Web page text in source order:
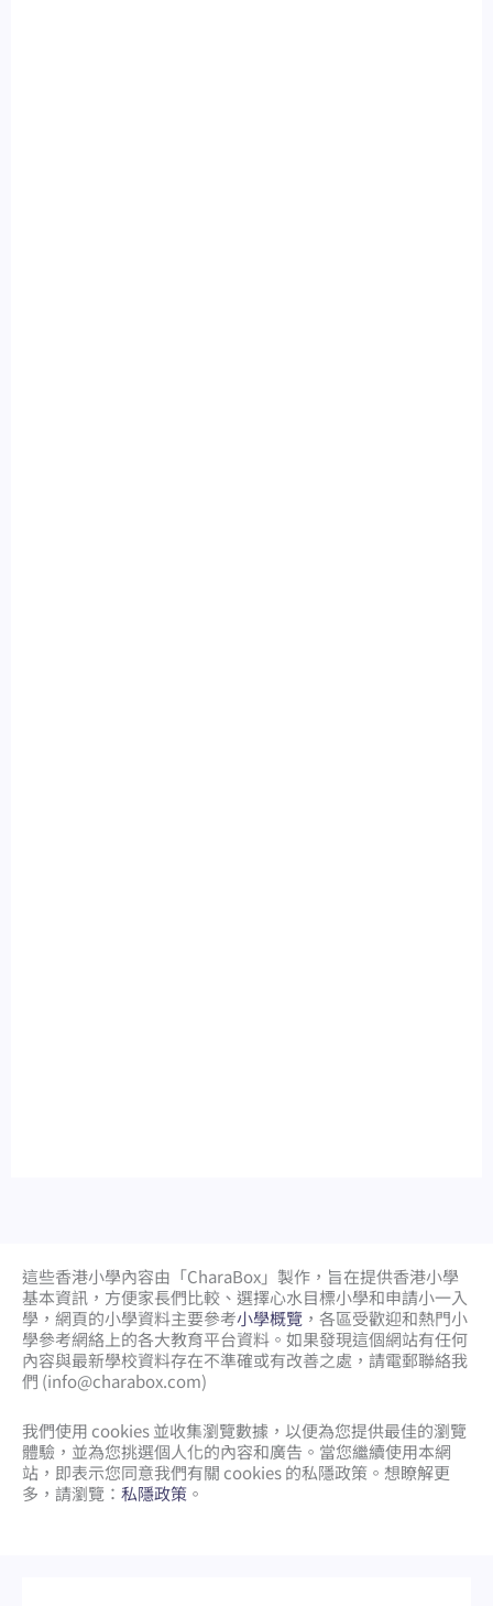
這些香港小學內容由「CharaBox」製作，旨在提供香港小學
基本資訊，方便家長們比較、 選擇心水目標小學和申請小一入
學，網頁的小學資料主要參考小學概覽 ，各區受歡迎和熱門小
學參考網絡上的各大教育平台資料。如果發現這個網站有任何
內容與最新學校資料存在不準確或有改善之處，請電郵聯絡我
們 (info@charabox.com)
我們使用 cookies 並收集瀏覽數據，以便為您提供最佳的瀏覽
體驗，並為您挑選個人化的內容和廣告。當您繼續使用本網
站，即表示您同意我們有關 cookies 的私隱政策。想瞭解更
多，請瀏覽： 私隱政策 。